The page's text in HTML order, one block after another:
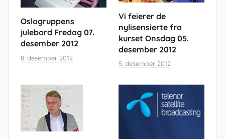
Oslogruppens
julebord Fredag 07.
desember 2012
8. desember 2012
Vi feierer de
nylisensierte fra
kurset Onsdag 05.
desember 2012
5. desember 2012